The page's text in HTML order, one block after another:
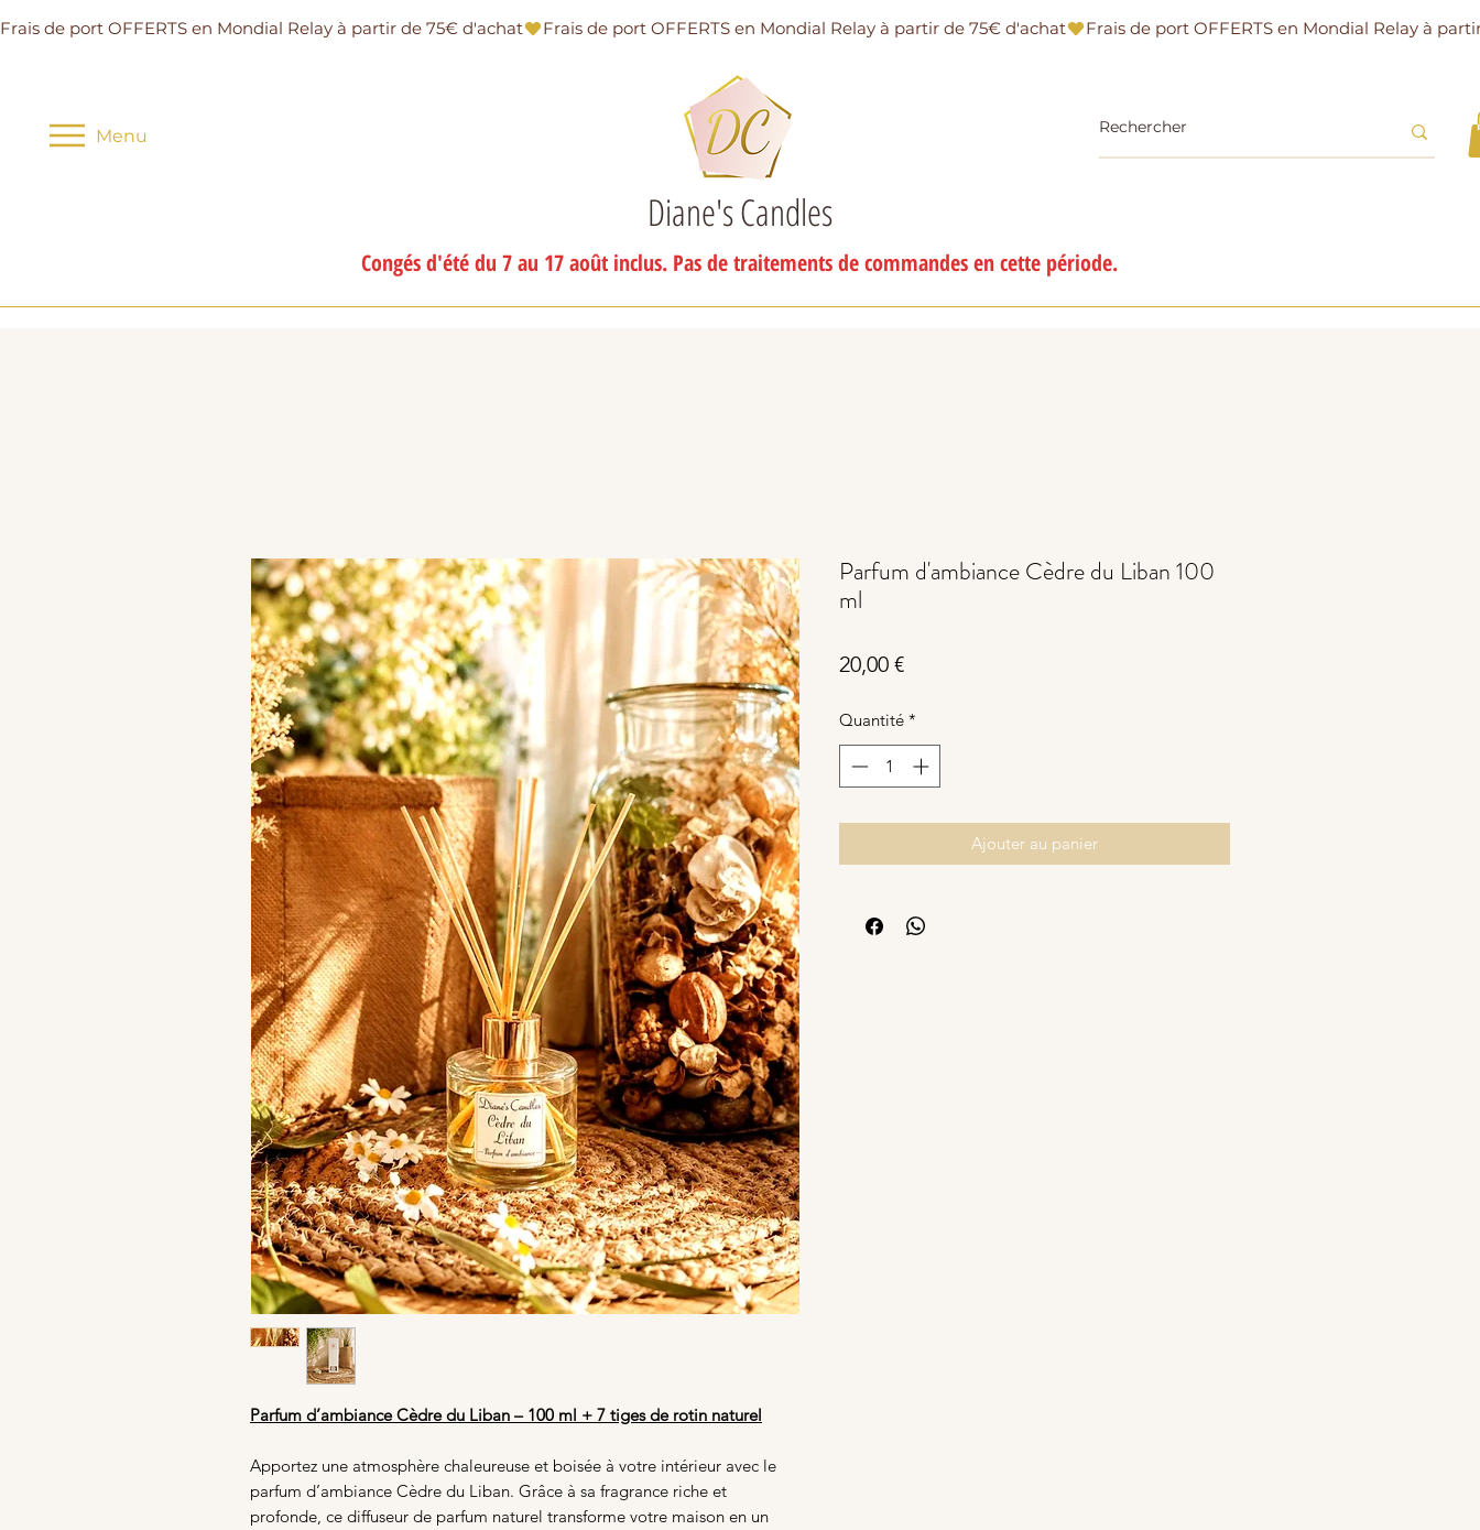
Frais de port OFFERTS en Mondial Relay à partir de 75€ d'achat
Menu
Diane's Candles
Congés d'été du 7 au 17 août inclus. Pas de traitements de commandes en cette période.
Parfum d’ambiance Cèdre du Liban – 100 ml + 7 tiges de rotin naturel
Apportez une atmosphère chaleureuse et boisée à votre intérieur avec le
parfum d’ambiance Cèdre du Liban. Grâce à sa fragrance riche et
profonde, ce diffuseur de parfum naturel transforme votre maison en un
Parfum d'ambiance Cèdre du Liban 100
ml
20,00 €Prix
Quantité *
Ajouter au panier